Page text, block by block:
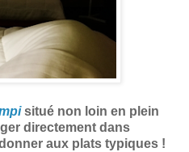
situé non loin en plein
directement dans
aux plats typiques !